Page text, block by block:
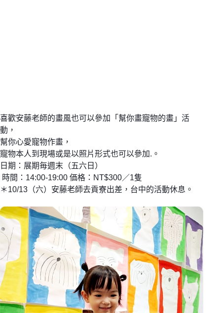
喜歡安藤老師的畫風也可以參加「幫你畫寵物的畫」活
動，
幫你心愛寵物作畫，
寵物本人到現場或是以照片形式也可以參加.。
日期：展期毎週末（五六日）
時間：14:00-19:00 価格：NT$300／1隻
＊10/13（六）安藤老師去貢寮出差，台中的活動休息。